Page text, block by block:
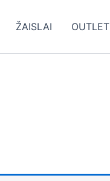
ŽAISLAI OUTLET